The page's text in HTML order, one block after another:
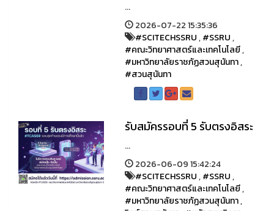
...
2026-07-22 15:35:36
#SCITECHSSRU,#SSRU,
#คณะวิทยาศาสตร์และเทคโนโลยี,
#มหาวิทยาลัยราชภัฏสวนสุนันทา,
#สวนสุนันทา
รับสมัครรอบที่ 5 รับตรงอิสระ
...
2026-06-09 15:42:24
#SCITECHSSRU,#SSRU,
#คณะวิทยาศาสตร์และเทคโนโลยี,
#มหาวิทยาลัยราชภัฏสวนสุนันทา,